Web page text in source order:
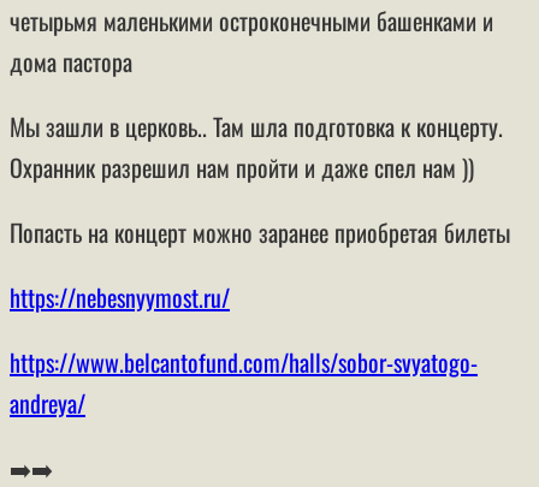
четырьмя маленькими остроконечными башенками и
дома пастора
Мы зашли в церковь.. Там шла подготовка к концерту.
Охранник разрешил нам пройти и даже спел нам ))
Попасть на концерт можно заранее приобретая билеты
https://nebesnyymost.ru/
https://www.belcantofund.com/halls/sobor-svyatogo-
andreya/
➡️➡️